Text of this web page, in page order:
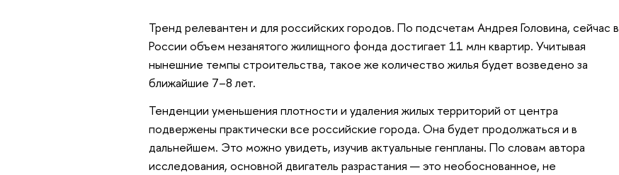
Тренд релевантен и для российских городов. По подсчетам Андрея Головина, сейчас в
России объем незанятого жилищного фонда достигает 11 млн квартир. Учитывая
нынешние темпы строительства, такое же количество жилья будет возведено за
ближайшие 7–8 лет.
Тенденции уменьшения плотности и удаления жилых территорий от центра
подвержены практически все российские города. Она будет продолжаться и в
дальнейшем. Это можно увидеть, изучив актуальные генпланы. По словам автора
исследования, основной двигатель разрастания — это необоснованное, не